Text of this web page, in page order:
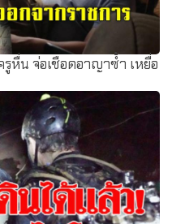
รูหื่น จ่อเชือดอาญาซ้ำ เหยื่อ